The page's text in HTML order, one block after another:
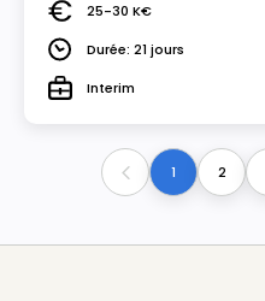
Salaire25-30 K€
DuréeDurée: 21 jours
TypeInterim
Previous1 2